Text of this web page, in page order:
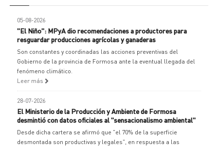
05-08-2026
"El Niño": MPyA dio recomendaciones a productores para
resguardar producciones agrícolas y ganaderas
Son constantes y coordinadas las acciones preventivas del
Gobierno de la provincia de Formosa ante la eventual llegada del
fenómeno climático.
Leer más
28-07-2026
El Ministerio de la Producción y Ambiente de Formosa
desmintió con datos oficiales al "sensacionalismo ambiental"
Desde dicha cartera se afirmó que "el 70% de la superficie
desmontada son productivas y legales", en respuesta a las